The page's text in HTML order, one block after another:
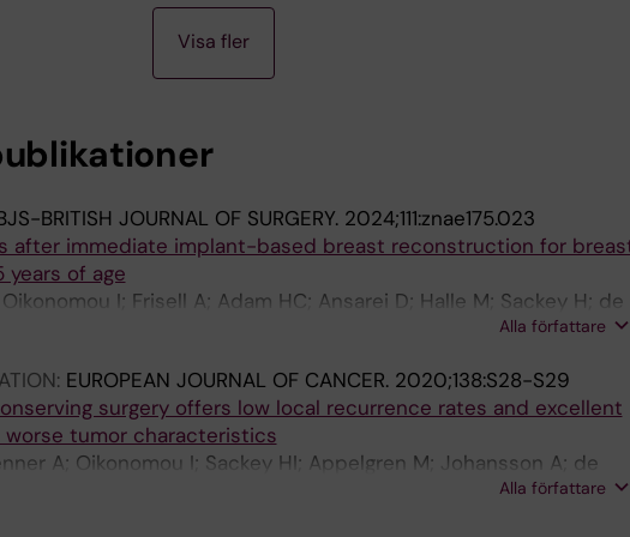
Visa fler
BRITISH JOURNAL OF SURGERY. 2024;111:znae175.023
after immediate implant-based breast reconstruction for
years of age
I; Frisell A; Adam HC; Ansarei D; Halle M; Sackey H; de
Alla författare
EUROPEAN JOURNAL OF CANCER. 2020;138:S28-S29
surgery offers low local recurrence rates and excellent
tumor characteristics
A; Oikonomou I; Sackey HI; Appelgren M; Johansson A; de
Alla författare